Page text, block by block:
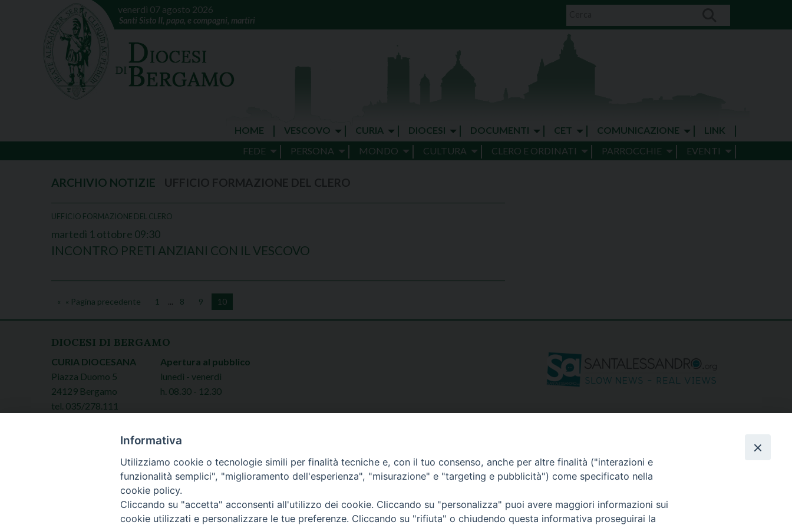
venerdì 07 agosto 2026
Santi Sisto II, papa, e compagni, martiri
HOME VESCOVO CURIA DIOCESI DOCUMENTI CET COMUNICAZIONE
LINK
FEDE
PERSONA MONDO CULTURA CLERO E ORDINATI PARROCCHIE EVENTI
UFFICIO FORMAZIONE DEL CLERO
martedì 1 ottobre 09:30
INCONTRO PRETI ANZIANI CON IL VESCOVO
« Pagina precedente 1 ... 8 9 10
DIOCESI DI BERGAMO
CURIA DIOCESANA
Piazza Duomo 5
24129 Bergamo
tel. 035/278.111
Apertura al pubblico
lunedì - venerdì
h. 08.30 - 12.30
Copyright © 2026 Diocesi di Bergamo - C. F. 01072200163 - Tutti i diritti riservati. -Note legali-Privacy policy
Informativa
Utilizziamo cookie o tecnologie simili per finalità tecniche e, con il tuo consenso, anche per altre finalità ("interazioni e
funzionalità semplici", "miglioramento dell'esperienza", "misurazione" e "targeting e pubblicità") come specificato nella
cookie policy.
Cliccando su "accetta" acconsenti all'utilizzo dei cookie. Cliccando su "personalizza" puoi avere maggiori informazioni sui
cookie utilizzati e personalizzare le tue preferenze. Cliccando su "rifiuta" o chiudendo questa informativa proseguirai la